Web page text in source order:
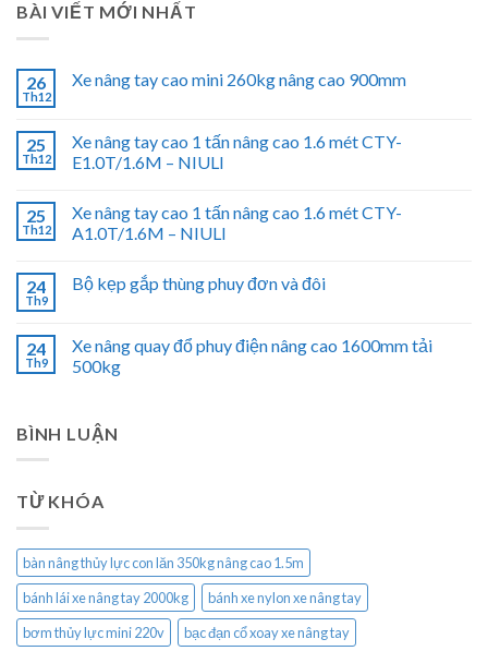
BÀI VIẾT MỚI NHẤT
26
Th12
Xe nâng tay cao mini 260kg nâng cao 900mm
25
Th12
Xe nâng tay cao 1 tấn nâng cao 1.6 mét CTY-
E1.0T/1.6M – NIULI
25
Th12
Xe nâng tay cao 1 tấn nâng cao 1.6 mét CTY-
A1.0T/1.6M – NIULI
24
Th9
Bộ kẹp gắp thùng phuy đơn và đôi
24
Th9
Xe nâng quay đổ phuy điện nâng cao 1600mm tải
500kg
BÌNH LUẬN
TỪ KHÓA
bàn nâng thủy lực con lăn 350kg nâng cao 1.5m
bánh lái xe nâng tay 2000kg
bánh xe nylon xe nâng tay
bơm thủy lực mini 220v
bạc đạn cổ xoay xe nâng tay